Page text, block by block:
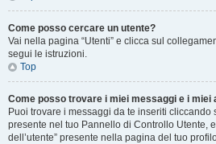
Come posso cercare un utente?
Vai nella pagina “Utenti” e clicca sul
segui le istruzioni.
Top
Come posso trovare i miei messaggi e i miei
Puoi trovare i messaggi da te inseriti cliccando
presente nel tuo Pannello di Controllo Utente,
dell’utente” presente nella pagina del tuo